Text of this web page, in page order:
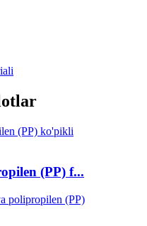
(PP) f...